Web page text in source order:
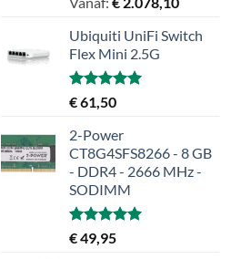
Ubiquiti UniFi Switch
Flex Mini 2.5G
Gewaardeerd
uit 5
€61,50
2-Power
CT8G4SFS8266 - 8 GB
- DDR4 - 2666 MHz -
SODIMM
Gewaardeerd
uit 5
€49,95